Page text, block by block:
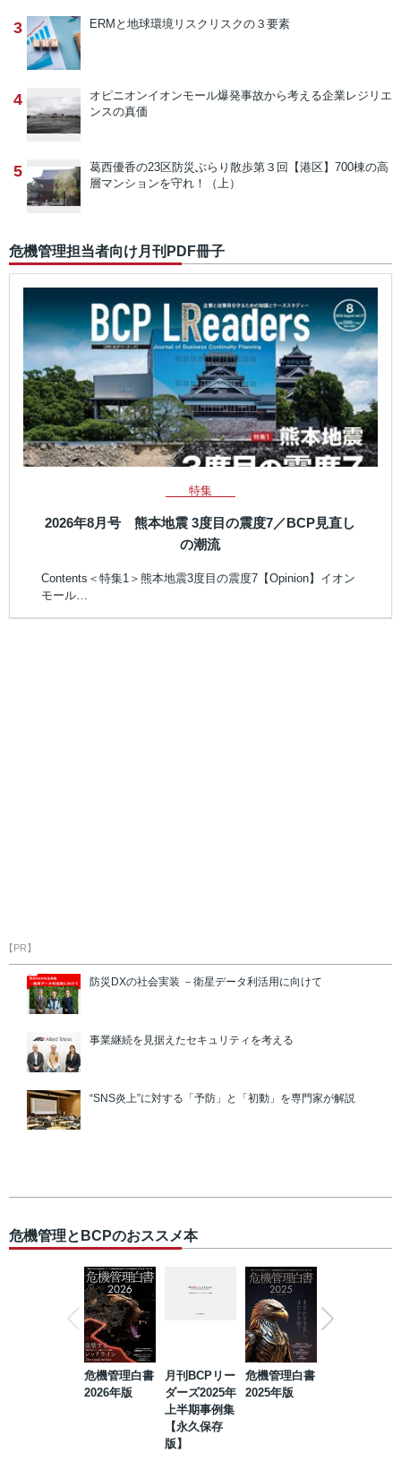
3 ERMと地球環境リスク リスクの３要素
4 オピニオンイオンモール爆発事故から考える企業レジリエ
ンスの真価
5 葛西優香の23区防災ぶらり散歩第３回【港区】700棟の高
層マンションを守れ！（上）
危機管理担当者向け月刊PDF冊子
特集
2026年8月号 熊本地震 3度目の震度7／BCP見直し
の潮流
Contents＜特集1＞熊本地震3度目の震度7【Opinion】イオン
モール…
【PR】
防災DXの社会実装 －衛星データ利活用に向けて
事業継続を見据えたセキュリティを考える
“SNS炎上”に対する「予防」と「初動」を専門家が解説
危機管理とBCPのおススメ本
危機管理白書
2026年版
月刊BCPリー
ダーズ2025年
上半期事例集
【永久保存
版】
危機管理白書
2025年版